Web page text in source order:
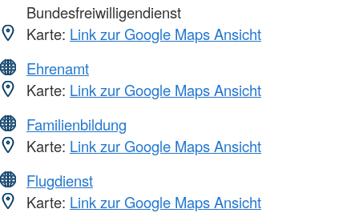
Bundesfreiwilligendienst
Karte: Link zur Google Maps Ansicht
Ehrenamt
Karte: Link zur Google Maps Ansicht
Familienbildung
Karte: Link zur Google Maps Ansicht
Flugdienst
Karte: Link zur Google Maps Ansicht